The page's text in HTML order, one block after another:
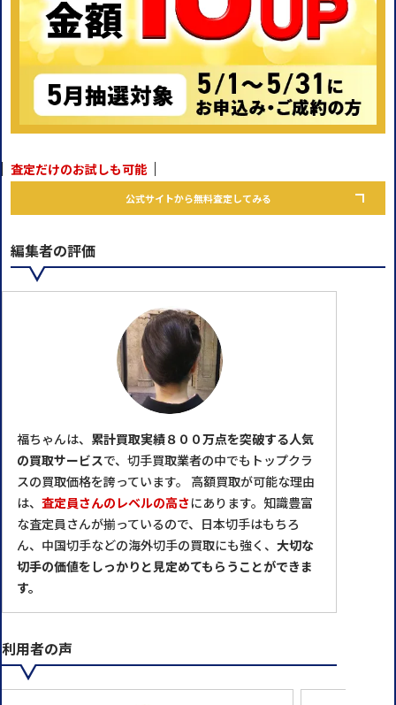
査定だけのお試しも可能
公式サイトから無料査定してみる
編集者の評価
福ちゃんは、 累計買取実績８００万点を突破する人気
の買取サービスで、切手買取業者の中でもトップクラ
スの買取価格を誇っています。 高額買取が可能な理由
は、 査定員さんのレベルの高さにあります。知識豊富
な査定員さんが揃っているので、日本切手はもちろ
ん、中国切手などの海外切手の買取にも強く、 大切な
切手の価値をしっかりと見定めてもらうことができま
す。
利用者の声